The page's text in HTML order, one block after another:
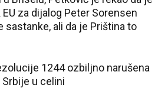
za dijalog Peter Sorensen
sastanke, ali da je Priština to
1244 ozbiljno narušena
Srbije u celini